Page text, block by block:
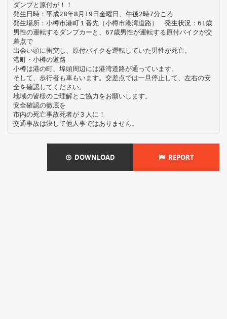
ダンプと原付が！！
発生日時：平成28年8月19日金曜日、午後2時7分ころ
発生場所：小樽市港町１番先（小樽市港湾道路） 発生状況：61歳
男性の運転するダンプカーと、67歳男性が運転する原付バイクが交
差点で
出会い頭に衝突し、原付バイクを運転していた男性が死亡。
港町・小樽の道路
小樽は港の町、埠頭周辺には港湾道路が通っています。
そして、歩行者も車もいます。交差点では一旦停止して、左右の安
全を確認してください。
地域の皆様のご理解とご協力をお願いします。
安全確認の徹底を
市内の死亡事故死者が３人に！
DOWNLOAD REPORT